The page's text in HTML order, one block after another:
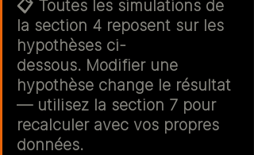
📋 Toutes les simulations de
la section 4 reposent sur les
hypothèses ci-
dessous. Modifier une
hypothèse change le résultat
— utilisez la section 7 pour
recalculer avec vos propres
données.